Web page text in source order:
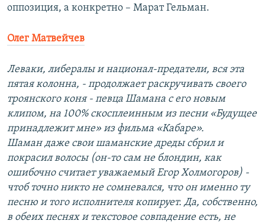
оппозиция, а конкретно – Марат Гельман.
Олег Матвейчев
Леваки, либералы и национал-предатели, вся эта
пятая колонна, - продолжает раскручивать своего
троянского коня - певца Шамана с его новым
клипом, на 100% скосплеинным из песни «Будущее
принадлежит мне» из фильма «Кабаре».
Шаман даже свои шаманские дреды сбрил и
покрасил волосы (он-то сам не блондин, как
ошибочно считает уважаемый Егор Холмогоров) -
чтоб точно никто не сомневался, что он именно ту
песню и того исполнителя копирует. Да, собственно,
в обеих песнях и текстовое совпадение есть, не